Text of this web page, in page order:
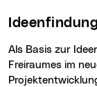
Ideenfindung
Als Basis zur Ideenfindung für die Gestaltung des
Freiraumes im